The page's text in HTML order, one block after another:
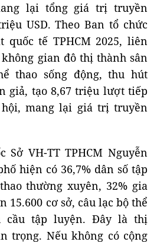
lại tổng giá trị truyền
USD. Theo Ban tổ chức
quốc tế TPHCM 2025, liên
gian đô thị thành sân
thao sống động, thu hút
giả, tạo 8,67 triệu lượt tiếp
mang lại giá trị truyền
Sở VH-TT TPHCM Nguyễn
hiện có 36,7% dân số tập
thường xuyên, 32% gia
15.600 cơ sở, câu lạc bộ thể
cầu tập luyện. Đây là thị
trọng. Nếu không có cộng